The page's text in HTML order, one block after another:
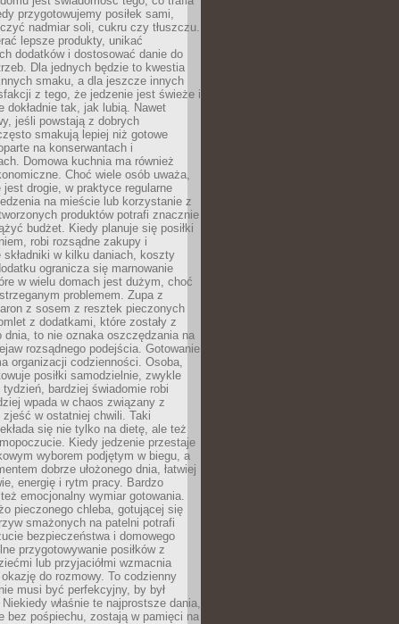
przygotowujemy posiłek sami,
nadmiar soli, cukru czy tłuszczu.
lepsze produkty, unikać
dodatków i dostosować danie do
Dla jednych będzie to kwestia
smaku, a dla jeszcze innych
z tego, że jedzenie jest świeże i
dokładnie tak, jak lubią. Nawet
jeśli powstają z dobrych
smakują lepiej niż gotowe
na konserwantach i
Domowa kuchnia ma również
Choć wiele osób uważa,
jest drogie, w praktyce regularne
na mieście lub korzystanie z
produktów potrafi znacznie
budżet. Kiedy planuje się posiłki
robi rozsądne zakupy i
w kilku daniach, koszty
ogranicza się marnowanie
w wielu domach jest dużym, choć
problemem. Zupa z
z sosem z resztek pieczonych
z dodatkami, które zostały z
dnia, to nie oznaka oszczędzania na
rozsądnego podejścia. Gotowanie
organizacji codzienności. Osoba,
posiłki samodzielnie, zwykle
tydzień, bardziej świadomie robi
wpada w chaos związany z
zjeść w ostatniej chwili. Taki
się nie tylko na dietę, ale też
Kiedy jedzenie przestaje
wyborem podjętym w biegu, a
dobrze ułożonego dnia, łatwiej
energię i rytm pracy. Bardzo
emocjonalny wymiar gotowania.
pieczonego chleba, gotującej się
smażonych na patelni potrafi
bezpieczeństwa i domowego
przygotowywanie posiłków z
lub przyjaciółmi wzmacnia
do rozmowy. To codzienny
musi być perfekcyjny, by był
właśnie te najprostsze dania,
bez pośpiechu, zostają w pamięci na